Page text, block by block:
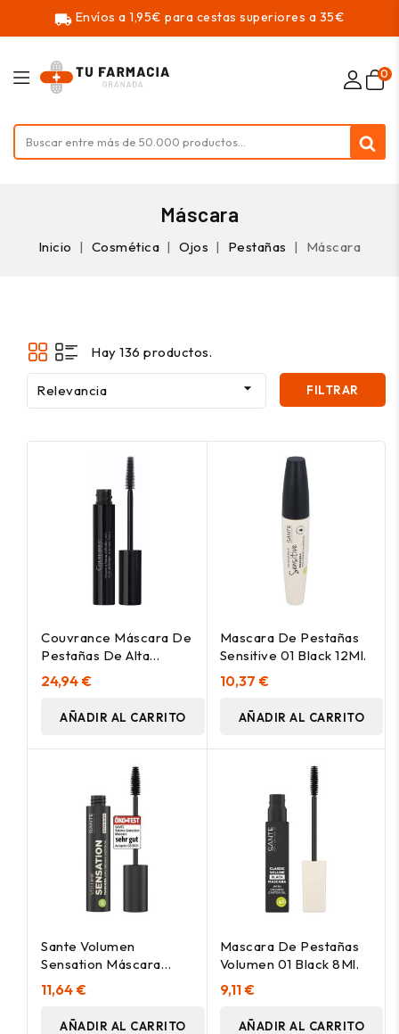
local_shipping Envíos a 1,95€ para cestas superiores a 35€
0
Máscara
Inicio Cosmética Ojos Pestañas Máscara
Hay 136 productos.
Relevancia  FILTRAR
Couvrance Máscara De
Pestañas De Alta
Definición Black 7 Ml
24,94 €
AÑADIR AL CARRITO
Mascara De Pestañas
Sensitive 01 Black 12Ml.
10,37 €
AÑADIR AL CARRITO
Sante Volumen
Sensation Máscara
Pestañas 01 Negro
12Ml
11,64 €
AÑADIR AL CARRITO
Mascara De Pestañas
Volumen 01 Black 8Ml.
9,11 €
AÑADIR AL CARRITO